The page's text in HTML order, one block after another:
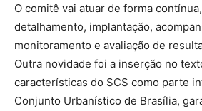
O comitê vai atuar de forma
detalhamento, implantação,
monitoramento e avaliação de
Outra novidade foi a inserção no
características do SCS como parte
Conjunto Urbanístico de Brasília,